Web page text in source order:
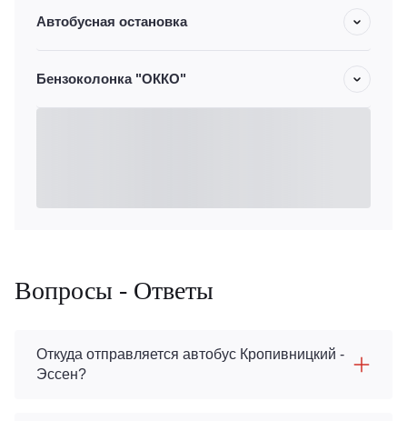
Автобусная остановка
Бензоколонка "ОККО"
Вопросы - Ответы
Откуда отправляется автобус Кропивницкий -
Эссен?